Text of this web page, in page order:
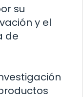
su
y el
de